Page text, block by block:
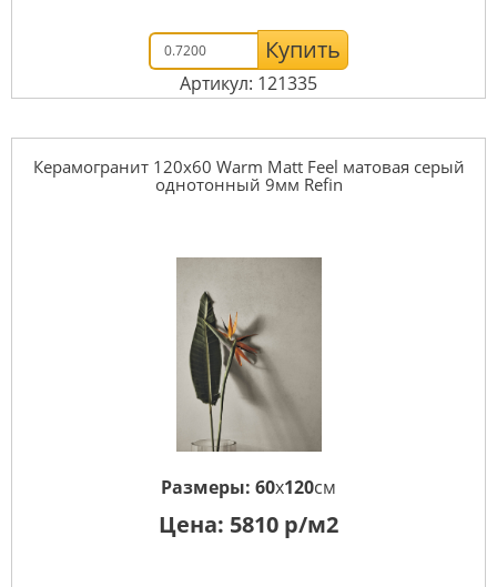
Купить
Артикул: 121335
Керамогранит 120x60 Warm Matt Feel матовая серый
однотонный 9мм Refin
Размеры: 60x120см
Цена: 5810 р/м2